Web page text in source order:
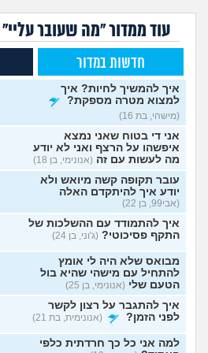
עוד ממדור "מה שעובר עליי"
חדשות במדור
איך להמשיך לחיות? איך
למצוא מטרה מספקת?
(מישהי, בת 16)
אני די בטוח שאני נמצא
איפשהו על הרצף ואני לא יודע
מה לעשות עם זה (אנונימי, בן 18)
עובר תקופה קשה מיואש ולא
יודע איך להיתקדם האלה
(אבי99, בן 22)
איך להתמודד עם ההשלכות של
התקף פסיכוטי? (ג'וני, בן 24)
מבואס שלא היה לי אומץ
להתחיל עם מישהי שהיא בול
הטעם שלי (אנונימי, בן 25)
איך להתגבר על רצון לקשר
לפני הזמן?
(אנונימית, בת 21)
למה אני כל כך חרדתית כלפי